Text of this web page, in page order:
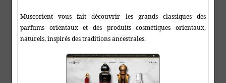
Muscorient vous fait découvrir les grands classiques des
parfums orientaux et des produits cosmétiques orientaux,
naturels, inspirés des traditions ancestrales.